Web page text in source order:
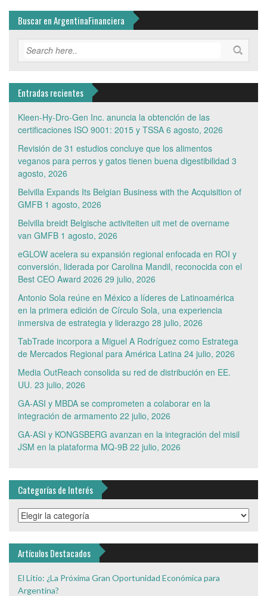
Buscar en ArgentinaFinanciera
Entradas recientes
Kleen-Hy-Dro-Gen Inc. anuncia la obtención de las
certificaciones ISO 9001: 2015 y TSSA 6 agosto, 2026
Revisión de 31 estudios concluye que los alimentos
veganos para perros y gatos tienen buena digestibilidad 3
agosto, 2026
Belvilla Expands Its Belgian Business with the Acquisition of
GMFB 1 agosto, 2026
Belvilla breidt Belgische activiteiten uit met de overname
van GMFB 1 agosto, 2026
eGLOW acelera su expansión regional enfocada en ROI y
conversión, liderada por Carolina Mandil, reconocida con el
Best CEO Award 2026 29 julio, 2026
Antonio Sola reúne en México a líderes de Latinoamérica
en la primera edición de Círculo Sola, una experiencia
inmersiva de estrategia y liderazgo 28 julio, 2026
TabTrade incorpora a Miguel A Rodríguez como Estratega
de Mercados Regional para América Latina 24 julio, 2026
Media OutReach consolida su red de distribución en EE.
UU. 23 julio, 2026
GA-ASI y MBDA se comprometen a colaborar en la
integración de armamento 22 julio, 2026
GA-ASI y KONGSBERG avanzan en la integración del misil
JSM en la plataforma MQ-9B 22 julio, 2026
Categorías de Interés
Categorías
de
Artículos Destacados
El Litio: ¿La Próxima Gran Oportunidad Económica para
Argentina?